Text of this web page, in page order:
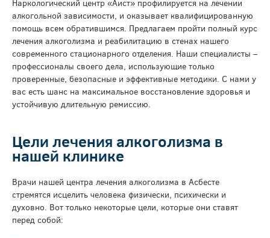
Наркологический центр «Аист» профилируется на лечении
алкогольной зависимости, и оказывает квалифицированную
помощь всем обратившимся. Предлагаем пройти полный курс
лечения алкоголизма и реабилитацию в стенах нашего
современного стационарного отделения. Наши специалисты –
профессионалы своего дела, использующие только
проверенные, безопасные и эффективные методики. С нами у
вас есть шанс на максимальное восстановление здоровья и
устойчивую длительную ремиссию.
Цели лечения алкоголизма в
нашей клинике
Врачи нашей центра лечения алкоголизма в Асбесте
стремятся исцелить человека физически, психически и
духовно. Вот только некоторые цели, которые они ставят
перед собой: